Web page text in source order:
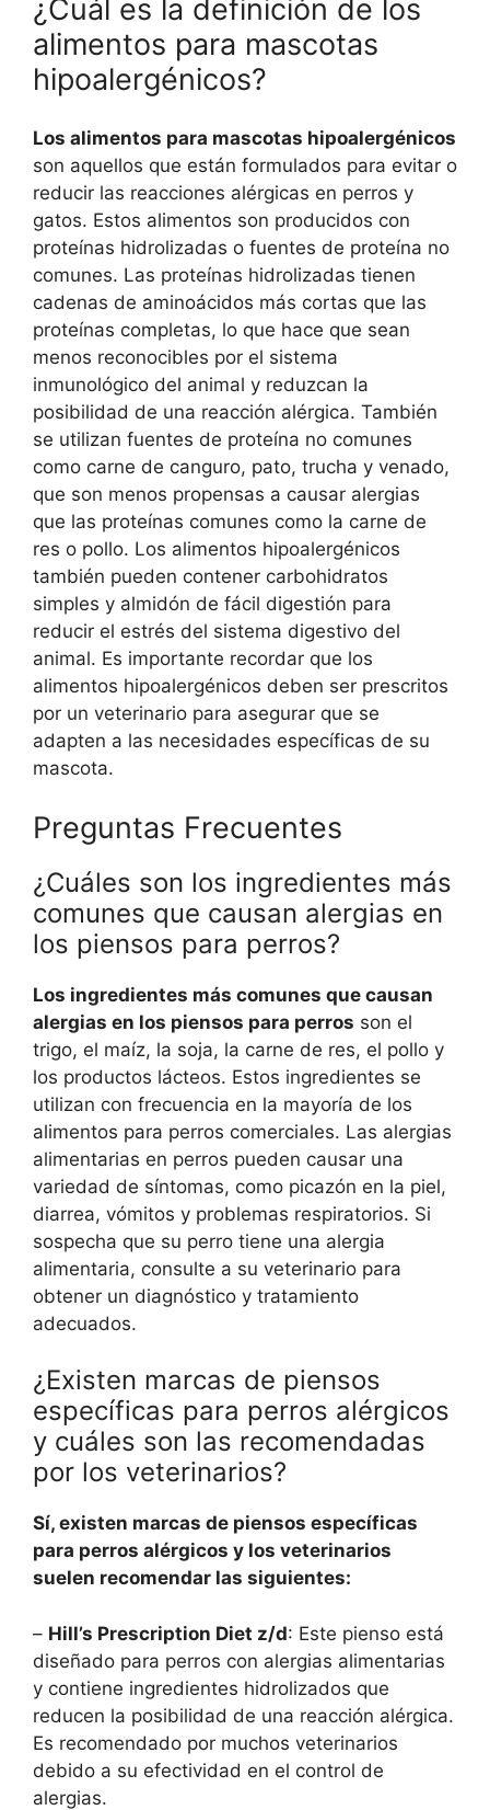
¿Cuál es la definición de los
alimentos para mascotas
hipoalergénicos?
Los alimentos para mascotas hipoalergénicos
son aquellos que están formulados para evitar o
reducir las reacciones alérgicas en perros y
gatos. Estos alimentos son producidos con
proteínas hidrolizadas o fuentes de proteína no
comunes. Las proteínas hidrolizadas tienen
cadenas de aminoácidos más cortas que las
proteínas completas, lo que hace que sean
menos reconocibles por el sistema
inmunológico del animal y reduzcan la
posibilidad de una reacción alérgica. También
se utilizan fuentes de proteína no comunes
como carne de canguro, pato, trucha y venado,
que son menos propensas a causar alergias
que las proteínas comunes como la carne de
res o pollo. Los alimentos hipoalergénicos
también pueden contener carbohidratos
simples y almidón de fácil digestión para
reducir el estrés del sistema digestivo del
animal. Es importante recordar que los
alimentos hipoalergénicos deben ser prescritos
por un veterinario para asegurar que se
adapten a las necesidades específicas de su
mascota.
Preguntas Frecuentes
¿Cuáles son los ingredientes más
comunes que causan alergias en
los piensos para perros?
Los ingredientes más comunes que causan
alergias en los piensos para perros son el
trigo, el maíz, la soja, la carne de res, el pollo y
los productos lácteos. Estos ingredientes se
utilizan con frecuencia en la mayoría de los
alimentos para perros comerciales. Las alergias
alimentarias en perros pueden causar una
variedad de síntomas, como picazón en la piel,
diarrea, vómitos y problemas respiratorios. Si
sospecha que su perro tiene una alergia
alimentaria, consulte a su veterinario para
obtener un diagnóstico y tratamiento
adecuados.
¿Existen marcas de piensos
específicas para perros alérgicos
y cuáles son las recomendadas
por los veterinarios?
Sí, existen marcas de piensos específicas
para perros alérgicos y los veterinarios
suelen recomendar las siguientes:
– Hill’s Prescription Diet z/d: Este pienso está
diseñado para perros con alergias alimentarias
y contiene ingredientes hidrolizados que
reducen la posibilidad de una reacción alérgica.
Es recomendado por muchos veterinarios
debido a su efectividad en el control de
alergias.